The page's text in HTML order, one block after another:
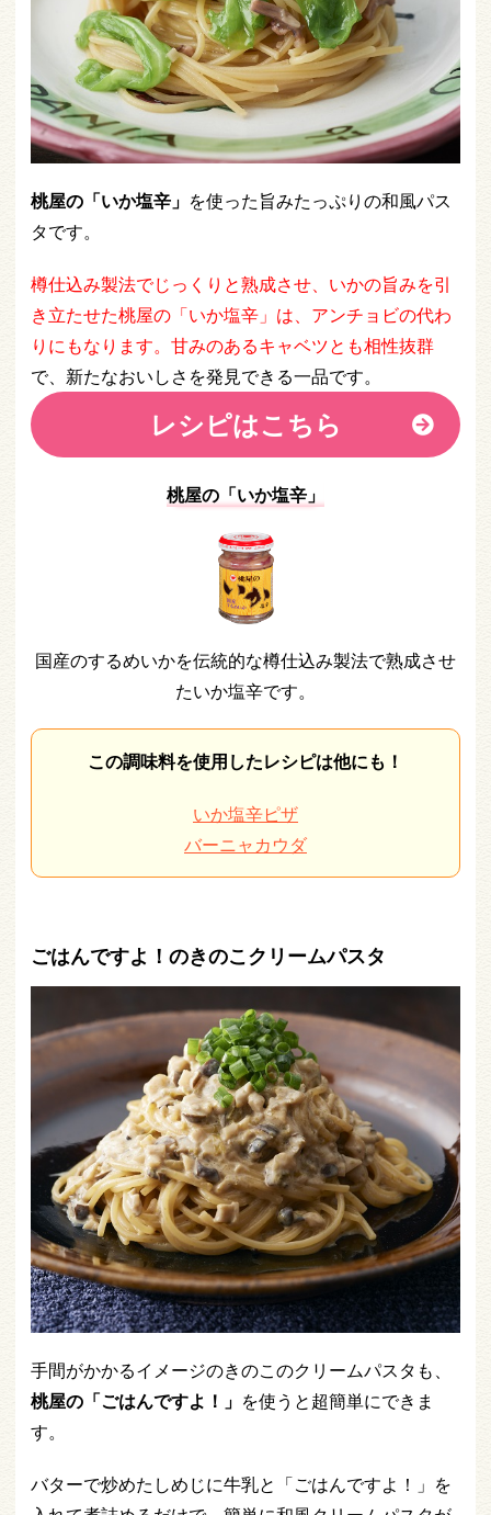
桃屋の「いか塩辛」 を使った旨みたっぷりの和風パス
タです。
樽仕込み製法でじっくりと熟成させ、いかの旨みを引
き立たせた桃屋の「いか塩辛」は、アンチョビの代わ
りにもなります。甘みのあるキャベツとも相性抜群
で、新たなおいしさを発見できる一品です。
レシピはこちら
桃屋の「いか塩辛」
国産のするめいかを伝統的な樽仕込み製法で熟成させ
たいか塩辛です。
この調味料を使用したレシピは他にも！
いか塩辛ピザ
バーニャカウダ
ごはんですよ！のきのこクリームパスタ
手間がかかるイメージのきのこのクリームパスタも、
桃屋の「ごはんですよ！」 を使うと超簡単にできま
す。
バターで炒めたしめじに牛乳と「ごはんですよ！」を